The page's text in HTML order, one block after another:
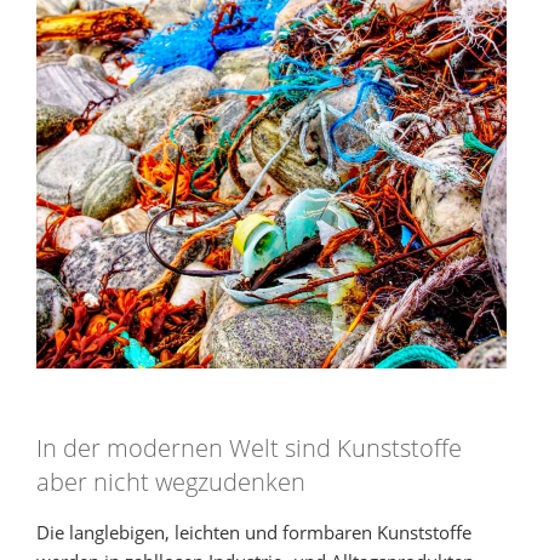
In der modernen Welt sind Kunststoffe
aber nicht wegzudenken
Die langlebigen, leichten und formbaren Kunststoffe